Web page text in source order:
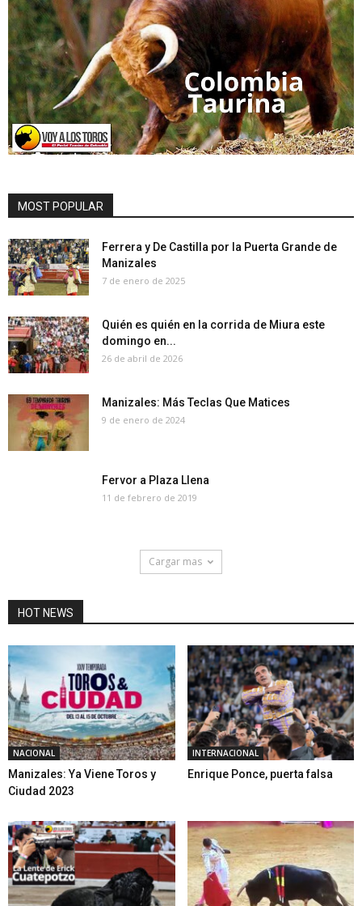
MOST POPULAR
Ferrera y De Castilla por la Puerta Grande de
Manizales
7 de enero de 2025
Quién es quién en la corrida de Miura este
domingo en...
26 de abril de 2026
Manizales: Más Teclas Que Matices
9 de enero de 2024
Fervor a Plaza Llena
11 de febrero de 2019
Cargar mas
HOT NEWS
NACIONAL
Manizales: Ya Viene Toros y
Ciudad 2023
INTERNACIONAL
Enrique Ponce, puerta falsa